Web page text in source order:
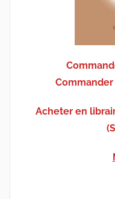
Acheter en